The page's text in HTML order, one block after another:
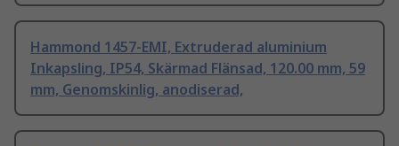
Hammond 1457-EMI, Extruderad aluminium
Inkapsling, IP54, Skärmad Flänsad, 120.00 mm, 59
mm, Genomskinlig, anodiserad,